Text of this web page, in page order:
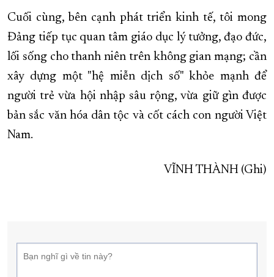
Cuối cùng, bên cạnh phát triển kinh tế, tôi mong
Đảng tiếp tục quan tâm giáo dục lý tưởng, đạo đức,
lối sống cho thanh niên trên không gian mạng; cần
xây dựng một "hệ miễn dịch số" khỏe mạnh để
người trẻ vừa hội nhập sâu rộng, vừa giữ gìn được
bản sắc văn hóa dân tộc và cốt cách con người Việt
Nam.
VĨNH THÀNH (Ghi)